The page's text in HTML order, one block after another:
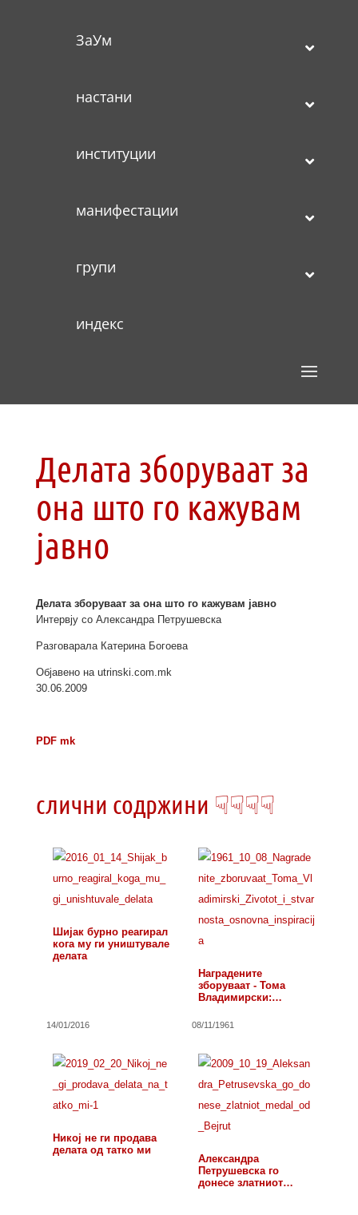
ЗаУм
настани
институции
манифестации
групи
индекс
Делата зборуваат за
она што го кажувам
јавно
Делата зборуваат за она што го кажувам јавно
Интервју со Александра Петрушевска
Разговарала Катерина Богоева
Објавено на utrinski.com.mk
30.06.2009
PDF mk
слични содржини ☟☟☟☟
Шијак бурно реагирал
кога му ги уништувале
делата
14/01/2016
Наградените
зборуваат - Тома
Владимирски:
08/11/1961
Никој не ги продава
делата од татко ми
Александра
Петрушевска го
донесе златниот